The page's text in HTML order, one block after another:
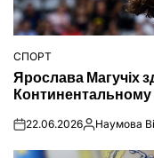
ОПУБЛІКУВАТИ
У
СПОРТ
Ярослава Магучіх
Континентальному
on22.06.2026Опубліковано
Наумова